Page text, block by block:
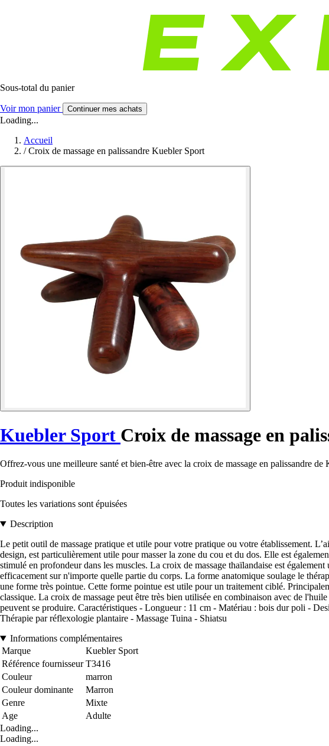
Sous-total du panier
Voir mon panier Continuer mes achats
Loading...
Accueil
/ Croix de massage en palissandre Kuebler Sport
Kuebler Sport Croix de massage en
Offrez-vous une meilleure santé et bien-être avec la croix de massage en palissandre
Produit indisponible
Toutes les variations sont épuisées
Description
Le petit outil de massage pratique et utile pour votre pratique ou votre établissement.
design, est particulièrement utile pour masser la zone du cou et du dos. Elle est
stimulé en profondeur dans les muscles. La croix de massage thaïlandaise est
efficacement sur n'importe quelle partie du corps. La forme anatomique soulage le
une forme très pointue. Cette forme pointue est utile pour un traitement ciblé.
classique. La croix de massage peut être très bien utilisée en combinaison avec de
peuvent se produire. Caractéristiques - Longueur : 11 cm - Matériau : bois dur poli -
Thérapie par réflexologie plantaire - Massage Tuina - Shiatsu
Informations complémentaires
Marque
Kuebler Sport
Référence fournisseur T3416
Couleur
marron
Couleur dominante
Marron
Genre
Mixte
Age
Adulte
Loading...
Loading...